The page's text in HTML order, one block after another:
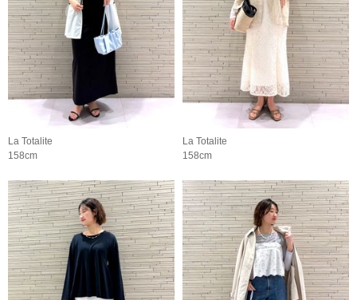
La Totalite
158cm
La Totalite
158cm